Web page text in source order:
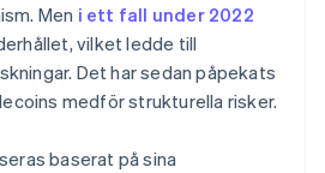
Men i ett fall under 2022
vilket ledde till
Det har sedan påpekats
medför strukturella risker.
baserat på sina